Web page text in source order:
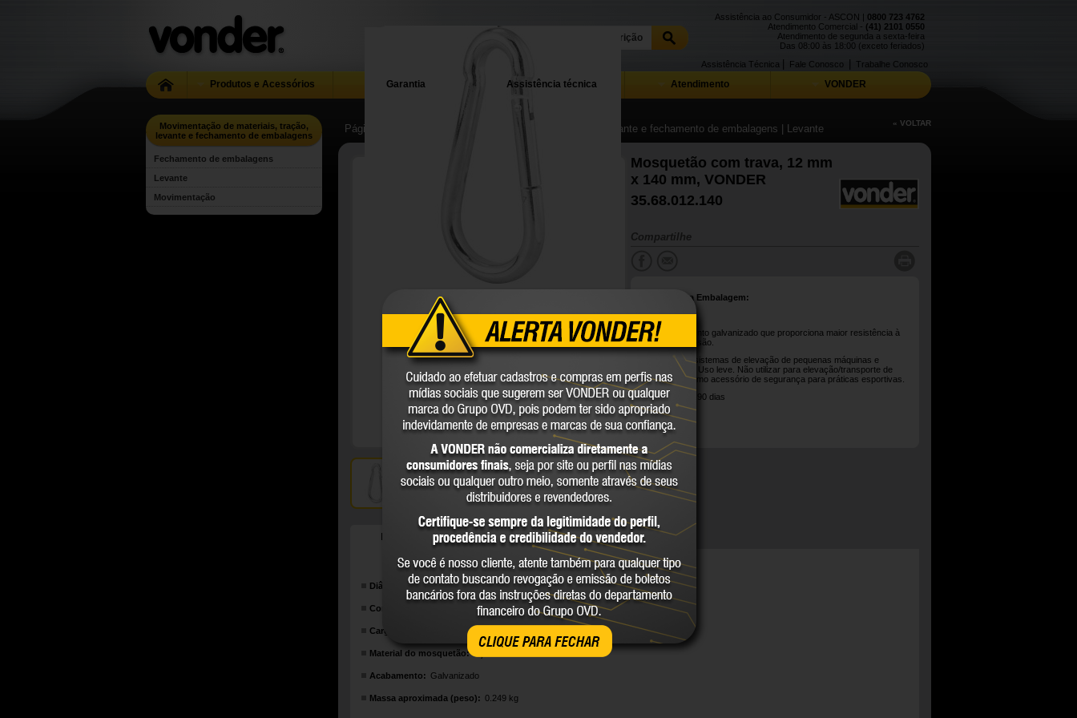
CLIQUE PARA FECHAR
Assistência ao Consumidor - ASCON | 0800 723 4762
Atendimento Comercial - (41) 2101 0550
Atendimento de segunda a sexta-feira
Das 08:00 às 18:00 (exceto feriados)
Trabalhe Conosco
Fale Conosco
Assistência Técnica
Produtos e Acessórios Garantia Assistência técnica Atendimento VONDER
Movimentação de materiais, tração,
levante e fechamento de embalagens
Fechamento de embalagens
Levante
Movimentação
Página Inicial | Movimentação de materiais, tração, levante e fechamento de embalagens | Levante « VOLTAR
Mosquetão com trava, 12 mm
x 140 mm, VONDER
35.68.012.140
Compartilhe
Conteúdo da Embalagem:
1 Mosquetão.
Possui tratamento galvanizado que proporciona maior resistência à
oxidação/corrosão.
Indicado para sistemas de elevação de pequenas máquinas e
equipamentos. Uso leve. Não utilizar para elevação/transporte de
pessoas ou como acessório de segurança para práticas esportivas.
Garantia legal: 90 dias
DETALHES TÉCNICOS
Diâmetro do corpo do mosquetão (C): 12,0 mm
Comprimento total do mosquetão (A): 140,0 mm
Carga de trabalho do mosquetão:
Material do mosquetão:
Acabamento: Galvanizado
Massa aproximada (peso): 0.249 kg